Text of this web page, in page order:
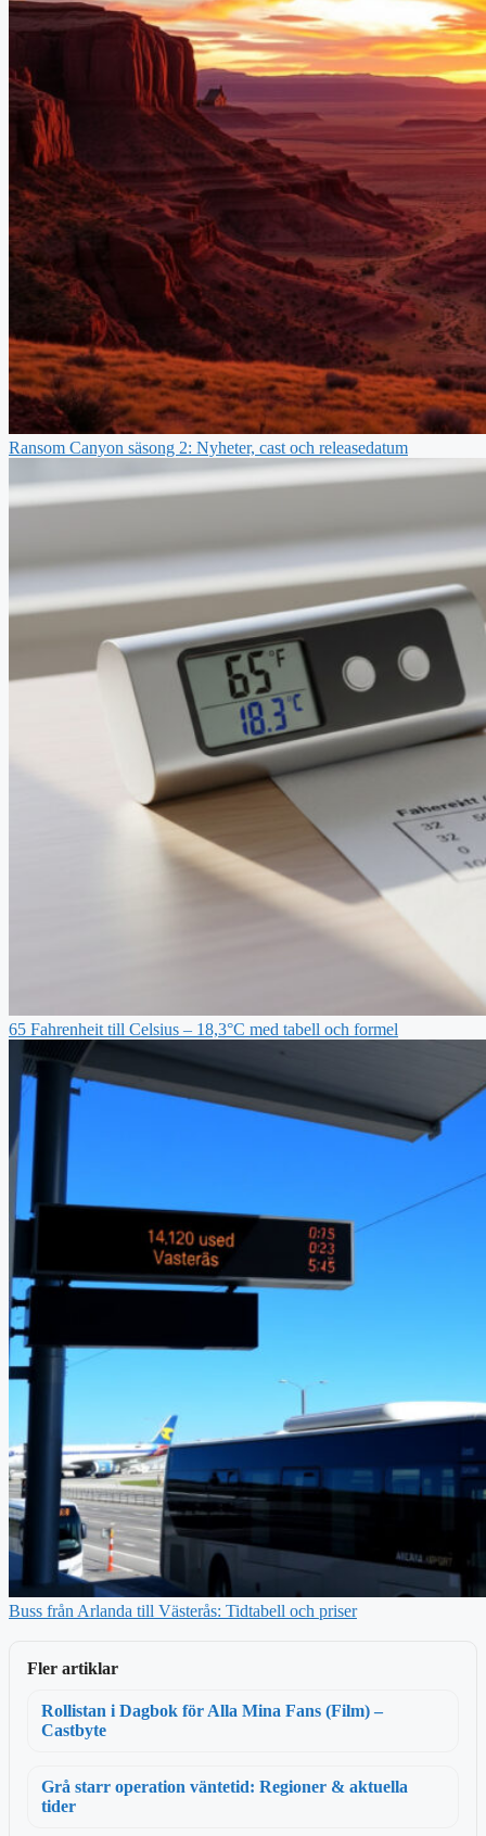
Ransom Canyon säsong 2: Nyheter, cast och releasedatum
65 Fahrenheit till Celsius – 18,3°C med tabell och formel
Buss från Arlanda till Västerås: Tidtabell och priser
Fler artiklar
Rollistan i Dagbok för Alla Mina Fans (Film) –
Castbyte
Grå starr operation väntetid: Regioner & aktuella
tider